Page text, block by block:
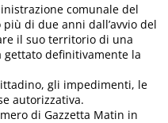
comunale del
di due anni dall’avvio del
il suo territorio di una
gettato definitivamente la
gli impedimenti, le
autorizzativa.
di Gazzetta Matin in